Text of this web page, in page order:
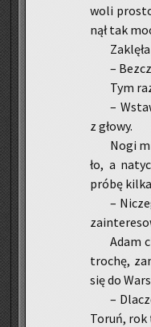
wo­li
nął tak
–
Tym
–
z głowy.
Nogi
ło, a
próbę
–
Adam
tro­chę,
się do
–
Toruń, rok